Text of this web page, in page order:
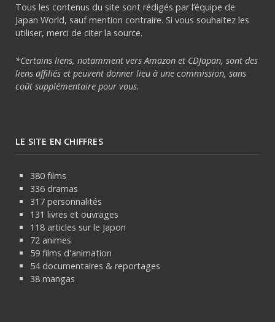
Tous les contenus du site sont rédigés par l’équipe de
Japan World, sauf mention contraire. Si vous souhaitez les
utiliser, merci de citer la source.
*Certains liens, notamment vers Amazon et CDJapan, sont des
liens affiliés et peuvent donner lieu à une commission, sans
coût supplémentaire pour vous.
LE SITE EN CHIFFRES
380 films
336 dramas
317 personnalités
131 livres et ouvrages
118 articles sur le Japon
72 animes
59 films d'animation
54 documentaires & reportages
38 mangas